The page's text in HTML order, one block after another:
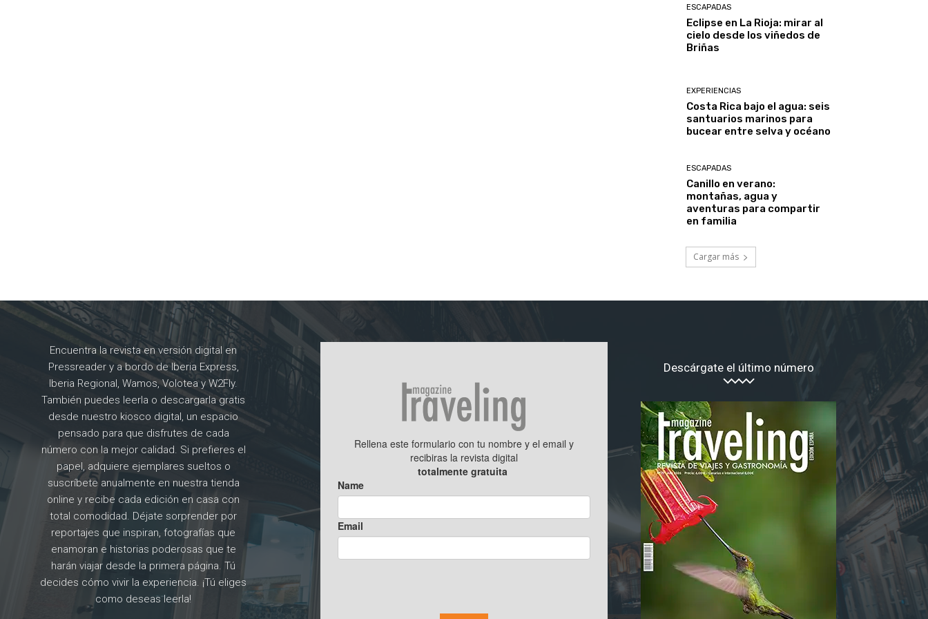
ESCAPADAS
Eclipse en La Rioja: mirar al
cielo desde los viñedos de
Briñas
EXPERIENCIAS
Costa Rica bajo el agua: seis
santuarios marinos para
bucear entre selva y océano
ESCAPADAS
Canillo en verano:
montañas, agua y
aventuras para compartir
en familia
Cargar más
Encuentra la revista en versión digital en
Pressreader y a bordo de Iberia Express,
Iberia Regional, Wamos, Volotea y W2Fly.
También puedes leerla o descargarla gratis
desde nuestro kiosco digital, un espacio
pensado para que disfrutes de cada
número con la mejor calidad. Si prefieres el
papel, adquiere ejemplares sueltos o
suscríbete anualmente en nuestra tienda
online y recibe cada edición en casa con
total comodidad. Déjate sorprender por
reportajes que inspiran, fotografías que
enamoran e historias poderosas que te
harán viajar desde la primera página. Tú
decides cómo vivir la experiencia. ¡Tú eliges
como deseas leerla!
Descárgate el último número